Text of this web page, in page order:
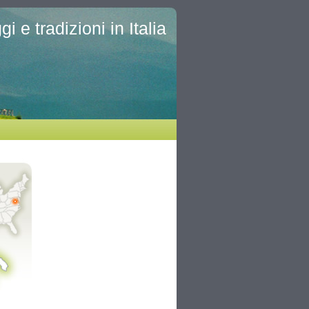
e tradizioni in Italia